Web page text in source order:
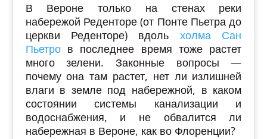
В Вероне только на стенах реки
набережой Реденторе (от Понте Пьетра до
церкви Реденторе) вдоль холма Сан
Пьетров последнее время тоже растет
много зелени. Законные вопросы —
почему она там растет, нет ли излишней
влаги в земле под набережной, в каком
состоянии системы канализации и
водоснабжения, и не обвалится ли
набережная в Вероне, как во Флоренции?